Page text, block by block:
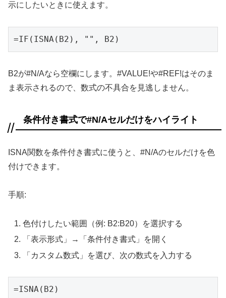
示にしたいときに使えます。
=IF(ISNA(B2), "", B2)
B2が#N/Aなら空欄にします。#VALUE!や#REF!はそのま
ま表示されるので、数式の不具合を見逃しません。
条件付き書式で#N/Aセルだけをハイライト
ISNA関数を条件付き書式に使うと、#N/Aのセルだけを色
付けできます。
手順:
色付けしたい範囲（例: B2:B20）を選択する
「表示形式」→「条件付き書式」を開く
「カスタム数式」を選び、次の数式を入力する
=ISNA(B2)